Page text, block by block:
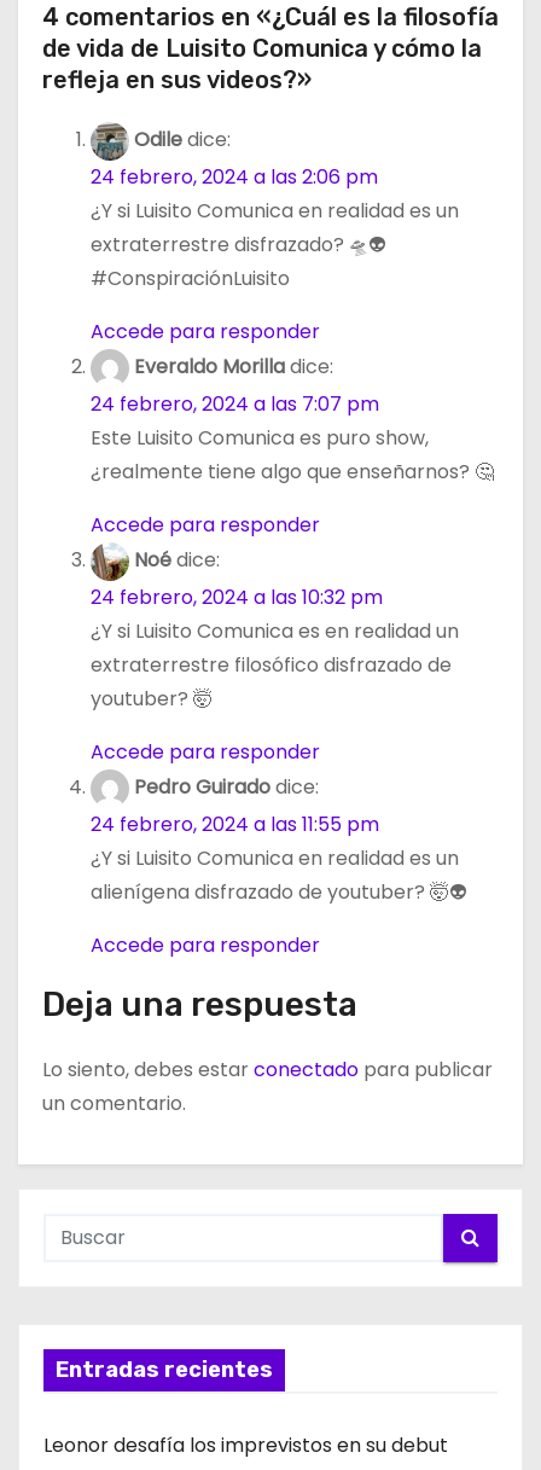
4 comentarios en «¿Cuál es la filosofía
de vida de Luisito Comunica y cómo la
refleja en sus videos?»
Odiledice:
24 febrero, 2024 a las 2:06 pm
¿Y si Luisito Comunica en realidad es un
extraterrestre disfrazado? 🛸👽
#ConspiraciónLuisito
Accede para responder
Everaldo Morilladice:
24 febrero, 2024 a las 7:07 pm
Este Luisito Comunica es puro show,
¿realmente tiene algo que enseñarnos? 🤔
Accede para responder
Noédice:
24 febrero, 2024 a las 10:32 pm
¿Y si Luisito Comunica es en realidad un
extraterrestre filosófico disfrazado de
youtuber? 🤯
Accede para responder
Pedro Guiradodice:
24 febrero, 2024 a las 11:55 pm
¿Y si Luisito Comunica en realidad es un
alienígena disfrazado de youtuber? 🤯👽
Accede para responder
Deja una respuesta
Lo siento, debes estarconectado para publicar
un comentario.
Entradas recientes
Leonor desafía los imprevistos en su debut